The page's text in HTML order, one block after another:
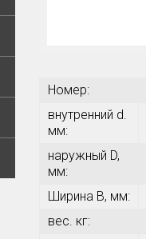
Номер:
внутренний d.
мм:
наружный D,
мм:
Ширина В, мм:
вес. кг: